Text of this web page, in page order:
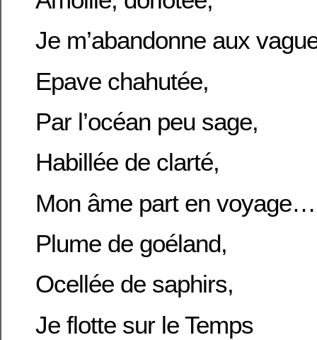
Je m’abandonne aux
Epave chahutée,
Par l’océan peu sage,
Habillée de clarté,
Mon âme part en voyage…
Plume de goéland,
Ocellée de saphirs,
Je flotte sur le Temps